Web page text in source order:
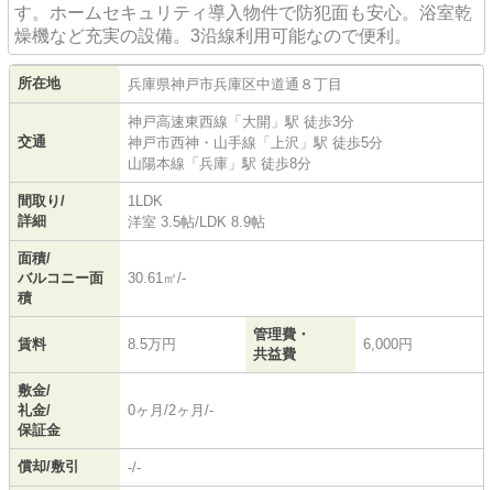
す。ホームセキュリティ導入物件で防犯面も安心。浴室乾
燥機など充実の設備。3沿線利用可能なので便利。
所在地 兵庫県神戸市兵庫区中道通 ８丁目
交通
神戸高速東西線 「 大開 」駅 徒歩3分
神戸市西神・山手線 「 上沢 」駅 徒歩5分
山陽本線 「 兵庫 」駅 徒歩8分
間取り/
詳細
1LDK
洋室 3.5帖/ LDK 8.9帖
面積/
バルコニー面
積
30.61㎡/-
賃料 8.5万円
管理費・
共益費
6,000円
敷金/
礼金/
保証金
0ヶ月/2ヶ月/-
償却/敷引 -/-